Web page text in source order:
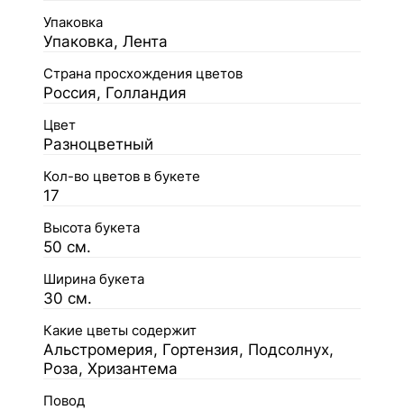
Упаковка
Упаковка, Лента
Страна просхождения цветов
Россия, Голландия
Цвет
Разноцветный
Кол-во цветов в букете
17
Высота букета
50 см.
Ширина букета
30 см.
Какие цветы содержит
Альстромерия, Гортензия, Подсолнух,
Роза, Хризантема
Повод